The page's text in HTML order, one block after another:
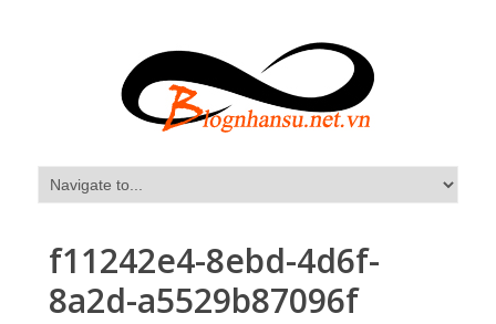
f11242e4-8ebd-4d6f-
8a2d-a5529b87096f